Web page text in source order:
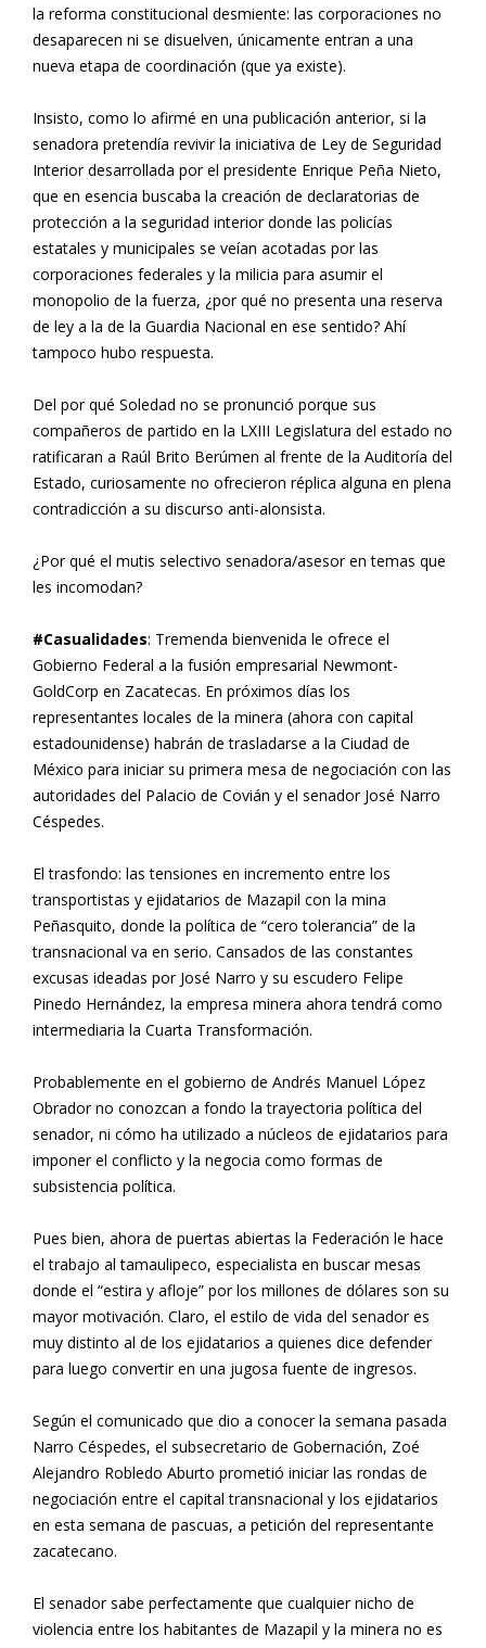
la reforma constitucional desmiente: las corporaciones no
desaparecen ni se disuelven, únicamente entran a una
nueva etapa de coordinación (que ya existe).
Insisto, como lo afirmé en una publicación anterior, si la
senadora pretendía revivir la iniciativa de Ley de Seguridad
Interior desarrollada por el presidente Enrique Peña Nieto,
que en esencia buscaba la creación de declaratorias de
protección a la seguridad interior donde las policías
estatales y municipales se veían acotadas por las
corporaciones federales y la milicia para asumir el
monopolio de la fuerza, ¿por qué no presenta una reserva
de ley a la de la Guardia Nacional en ese sentido? Ahí
tampoco hubo respuesta.
Del por qué Soledad no se pronunció porque sus
compañeros de partido en la LXIII Legislatura del estado no
ratificaran a Raúl Brito Berúmen al frente de la Auditoría del
Estado, curiosamente no ofrecieron réplica alguna en plena
contradicción a su discurso anti-alonsista.
¿Por qué el mutis selectivo senadora/asesor en temas que
les incomodan?
#Casualidades: Tremenda bienvenida le ofrece el
Gobierno Federal a la fusión empresarial Newmont-
GoldCorp en Zacatecas. En próximos días los
representantes locales de la minera (ahora con capital
estadounidense) habrán de trasladarse a la Ciudad de
México para iniciar su primera mesa de negociación con las
autoridades del Palacio de Covián y el senador José Narro
Céspedes.
El trasfondo: las tensiones en incremento entre los
transportistas y ejidatarios de Mazapil con la mina
Peñasquito, donde la política de “cero tolerancia” de la
transnacional va en serio. Cansados de las constantes
excusas ideadas por José Narro y su escudero Felipe
Pinedo Hernández, la empresa minera ahora tendrá como
intermediaria la Cuarta Transformación.
Probablemente en el gobierno de Andrés Manuel López
Obrador no conozcan a fondo la trayectoria política del
senador, ni cómo ha utilizado a núcleos de ejidatarios para
imponer el conflicto y la negocia como formas de
subsistencia política.
Pues bien, ahora de puertas abiertas la Federación le hace
el trabajo al tamaulipeco, especialista en buscar mesas
donde el “estira y afloje” por los millones de dólares son su
mayor motivación. Claro, el estilo de vida del senador es
muy distinto al de los ejidatarios a quienes dice defender
para luego convertir en una jugosa fuente de ingresos.
Según el comunicado que dio a conocer la semana pasada
Narro Céspedes, el subsecretario de Gobernación, Zoé
Alejandro Robledo Aburto prometió iniciar las rondas de
negociación entre el capital transnacional y los ejidatarios
en esta semana de pascuas, a petición del representante
zacatecano.
El senador sabe perfectamente que cualquier nicho de
violencia entre los habitantes de Mazapil y la minera no es